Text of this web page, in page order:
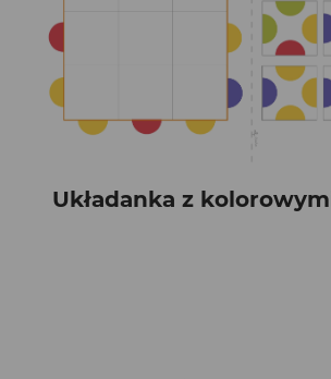
Układanka z